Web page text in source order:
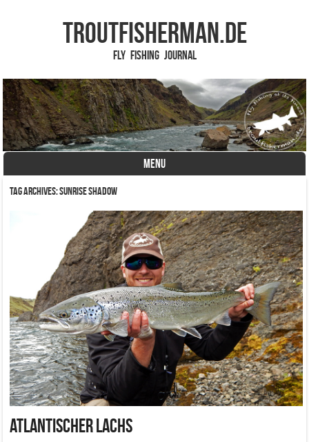
TROUTFISHERMAN.de
Fly Fishing Journal
MENU
Skip to content
Tag Archives:Sunrise Shadow
Atlantischer Lachs